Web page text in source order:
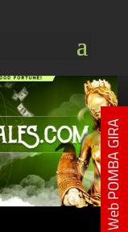
Web POMBA GIRA